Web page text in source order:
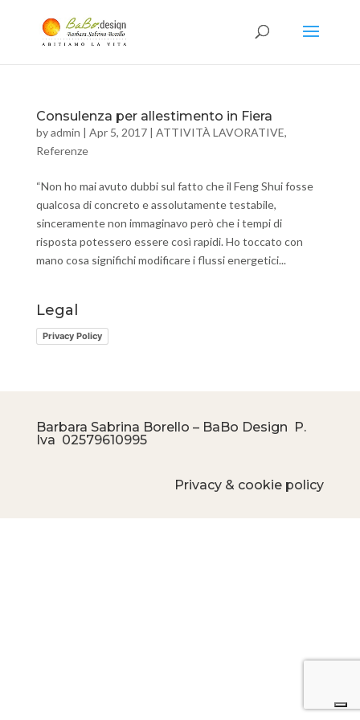
Consulenza per allestimento in Fiera
byadmin | Apr 5, 2017| ATTIVITÀ LAVORATIVE,
Referenze
“Non ho mai avuto dubbi sul fatto che il Feng Shui fosse
qualcosa di concreto e assolutamente testabile,
sinceramente non immaginavo però che i tempi di
risposta potessero essere così rapidi. Ho toccato con
mano cosa significhi modificare i flussi energetici...
Legal
Privacy Policy
Barbara Sabrina Borello – BaBo Design P.
Iva 02579610995
Privacy & cookie policy